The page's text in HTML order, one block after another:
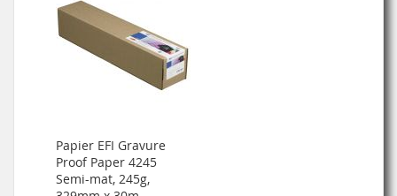
Papier EFI Gravure
Proof Paper 4245
Semi-mat, 245g,